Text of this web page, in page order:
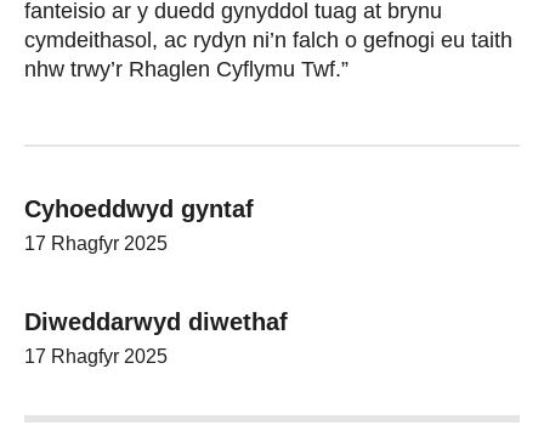
fanteisio ar y duedd gynyddol tuag at brynu
cymdeithasol, ac rydyn ni’n falch o gefnogi eu taith
nhw trwy’r Rhaglen Cyflymu Twf.”
Cyhoeddwyd gyntaf
17 Rhagfyr 2025
Diweddarwyd diwethaf
17 Rhagfyr 2025